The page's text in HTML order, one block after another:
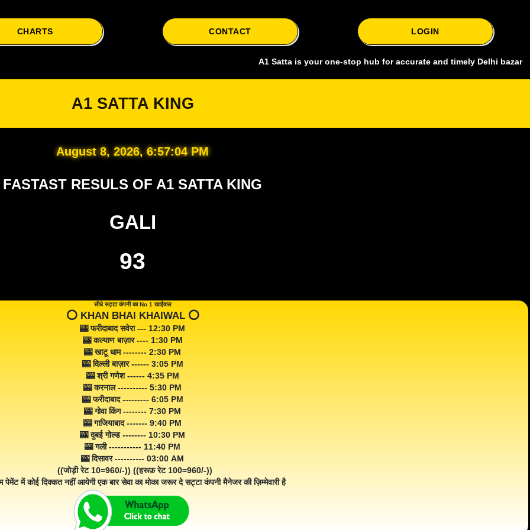
CHARTS CONTACT LOGIN
A1 Satta is your one-stop hub for accurate and timely Delhi bazar satta
A1 SATTA KING
August 8, 2026, 6:57:05 PM
FASTAST RESULS OF A1 SATTA KING
GALI
93
सीधे सट्टा कंपनी का No 1 खाईवाल
⭕️ KHAN BHAI KHAIWAL ⭕️
🎰 फरीदाबाद सवेरा --- 12:30 PM
🎰 कल्याण बाज़ार ---- 1:30 PM
🎰 खाटू धाम -------- 2:30 PM
🎰 दिल्ली बाज़ार ------ 3:05 PM
🎰 श्री गणेश ------ 4:35 PM
🎰 करनाल ---------- 5:30 PM
🎰 फरीदाबाद --------- 6:05 PM
🎰 गोवा किंग -------- 7:30 PM
🎰 गाजियाबाद ------- 9:40 PM
🎰 दुबई गोल्ड -------- 10:30 PM
🎰 गली ----------- 11:40 PM
🎰 दिसावर ---------- 03:00 AM
((जोड़ी रेट 10=960/-)) ((हरूफ़ रेट 100=960/-))
पेमेंट में कोई दिक्कत नहीं आयेगी एक बार सेवा का मोका जरूर दे सट्टा कंपनी मैनेजर की ज़िम्मेवारी है